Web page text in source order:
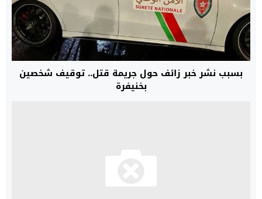
بسبب نشر خبر زائف حول جريمة قتل.. توقيف شخصين
بخنيفرة